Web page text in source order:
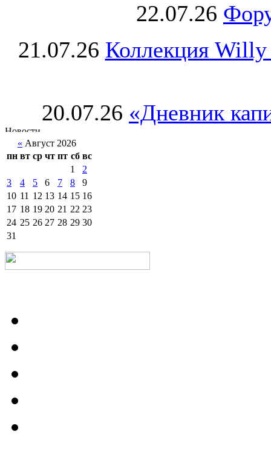
22.07.26
21.07.26 Коллекция Willy
20.07.26 «Дневник
« Август 2026
пн вт ср чт пт сб вс
1
2
3
4 5 6 7 8
9
10 11 12 13 14 15 16
17 18 19 20 21 22 23
24 25 26 27 28 29 30
31